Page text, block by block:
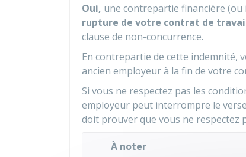
Oui, une contrepartie financière (ou
rupture de votre contrat de
clause de non-concurrence.
En contrepartie de cette indemnité,
ancien employeur à la fin de votre
Si vous ne respectez pas les
employeur peut interrompre le
doit prouver que vous ne respectez
À noter